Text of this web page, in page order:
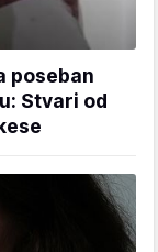
poseban
Stvari od